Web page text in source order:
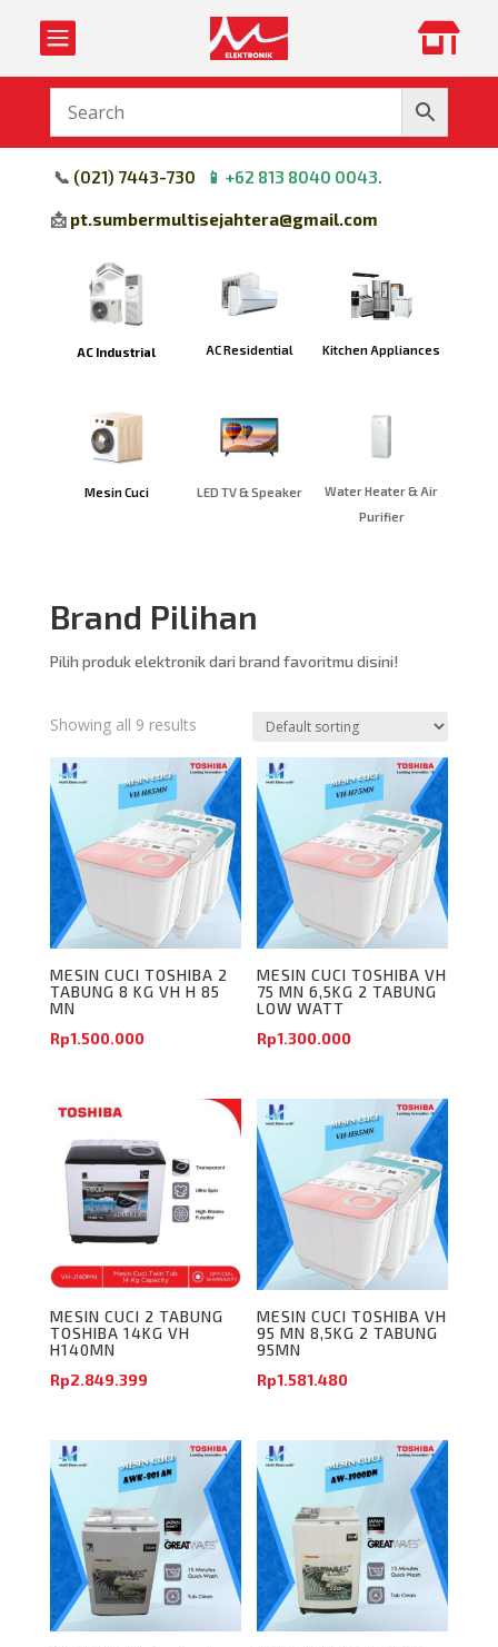
 
📞 (021) 7443-730 📱 +62 813 8040 0043.
📩 pt.sumbermultisejahtera@gmail.com
AC Industrial AC Residential Kitchen Appliances
Mesin Cuci LED TV & Speaker
Water Heater & Air
Purifier
Brand Pilihan
Pilih produk elektronik dari brand favoritmu disini!
Showing all 9 results
MESIN CUCI TOSHIBA 2
TABUNG 8 KG VH H 85
MN
Rp1.500.000
MESIN CUCI TOSHIBA VH
75 MN 6,5KG 2 TABUNG
LOW WATT
Rp1.300.000
MESIN CUCI 2 TABUNG
TOSHIBA 14KG VH
H140MN
Rp2.849.399
MESIN CUCI TOSHIBA VH
95 MN 8,5KG 2 TABUNG
95MN
Rp1.581.480